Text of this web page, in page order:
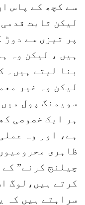
سے کچھ کے پاس
لیکن ثابت
پر تیزی سے
ہیں ، لیکن وہ
بنا لیتے ہیں۔
لیکن وہ غیر
سویمنگ پول
ہر ایک خصوصی
ہے، اور وہ
ظاہری
چیلنج کرنے”
کرتے ہیں،لوگ
سراہتے ہیں کہ